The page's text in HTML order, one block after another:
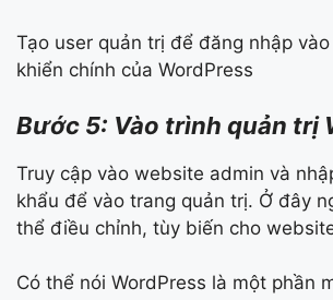
Tạo user quản trị để đăng nhập
khiển chính của WordPress
Bước 5: Vào trình quản trị
Truy cập vào website admin và
khẩu để vào trang quản trị. Ở đây
thể điều chỉnh, tùy biến cho
Có thể nói WordPress là một phần